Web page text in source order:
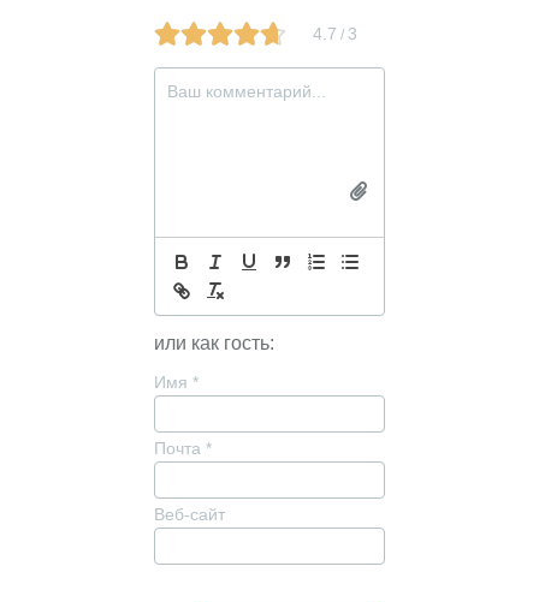
4.7 / 3
или как гость:
Имя *
Почта *
Веб-сайт